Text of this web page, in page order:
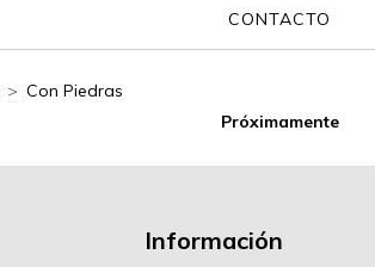
CONTACTO
> Con Piedras
Próximamente
Información